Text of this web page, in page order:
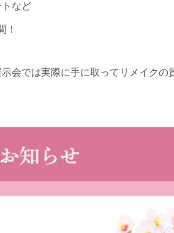
など
！
会では実際に手に取ってリメイクの